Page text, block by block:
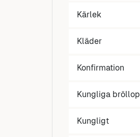
Kärlek
Kläder
Konfirmation
Kungliga bröllop
Kungligt